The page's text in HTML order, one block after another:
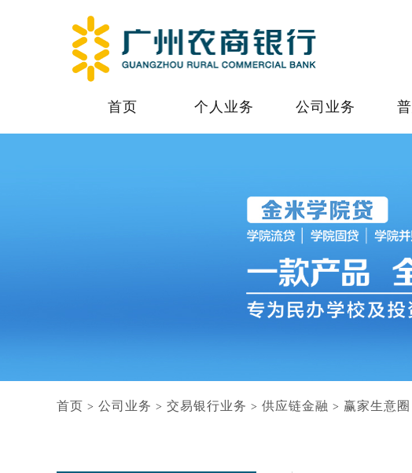
首页 个人业务 公司业务
首页 > 公司业务 > 交易银行业务 > 供应链金融 > 赢家生意圈